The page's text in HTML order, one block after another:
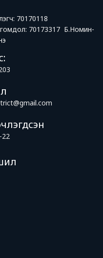
70170118
гомдол: 70173317 Б.Номин-
22